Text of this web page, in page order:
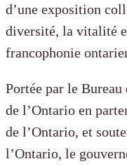
d’une exposition
diversité, la vitalité
francophonie
Portée par le
de l’Ontario en
de l’Ontario, et
l’Ontario, le